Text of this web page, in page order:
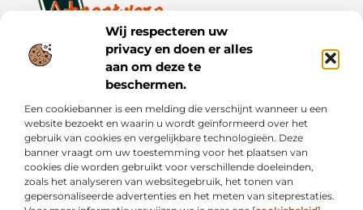
Wij respecteren uw
privacy en doen er alles
aan om deze te
beschermen.
Een cookiebanner is een melding die verschijnt wanneer u een
website bezoekt en waarin u wordt geïnformeerd over het
gebruik van cookies en vergelijkbare technologieën. Deze
banner vraagt om uw toestemming voor het plaatsen van
cookies die worden gebruikt voor verschillende doeleinden,
zoals het analyseren van websitegebruik, het tonen van
gepersonaliseerde advertenties en het meten van siteprestaties.
Ontwerp je dagelijks leven met inspiratie en verhalen.
Ontdek praktische tips, creatieve ideeën en waardevolle
inzichten op Bnontwerp.nl.
Bericht categorie
Onze informatie